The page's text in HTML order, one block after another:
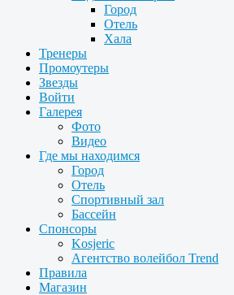
Город
Отель
Хала
Тренеры
Промоутеры
Звезды
Войти
Галерея
Фото
Видео
Где мы находимся
Город
Отель
Спортивный зал
Бассейн
Спонсоры
Kosjeric
Агентство волейбол Trend
Правила
Магазин